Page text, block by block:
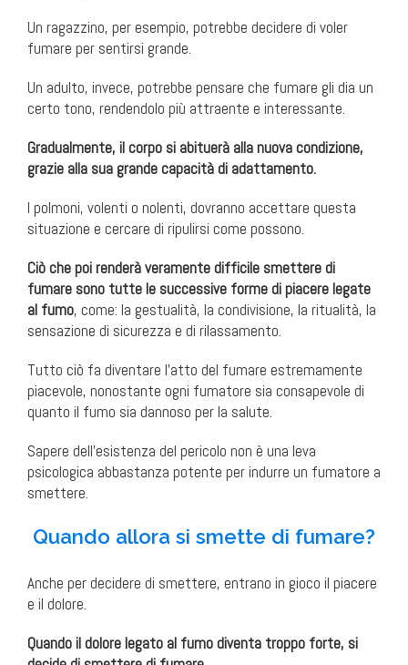
Un ragazzino, per esempio, potrebbe decidere di voler
fumare per sentirsi grande.
Un adulto, invece, potrebbe pensare che fumare gli dia un
certo tono, rendendolo più attraente e interessante.
Gradualmente, il corpo si abituerà alla nuova condizione,
grazie alla sua grande capacità di adattamento.
I polmoni, volenti o nolenti, dovranno accettare questa
situazione e cercare di ripulirsi come possono.
Ciò che poi renderà veramente difficile smettere di
fumare sono tutte le successive forme di piacere legate
al fumo, come: la gestualità, la condivisione, la ritualità, la
sensazione di sicurezza e di rilassamento.
Tutto ciò fa diventare l’atto del fumare estremamente
piacevole, nonostante ogni fumatore sia consapevole di
quanto il fumo sia dannoso per la salute.
Sapere dell’esistenza del pericolo non è una leva
psicologica abbastanza potente per indurre un fumatore a
smettere.
Quando allora si smette di fumare?
Anche per decidere di smettere, entrano in gioco il piacere
e il dolore.
Quando il dolore legato al fumo diventa troppo forte, si